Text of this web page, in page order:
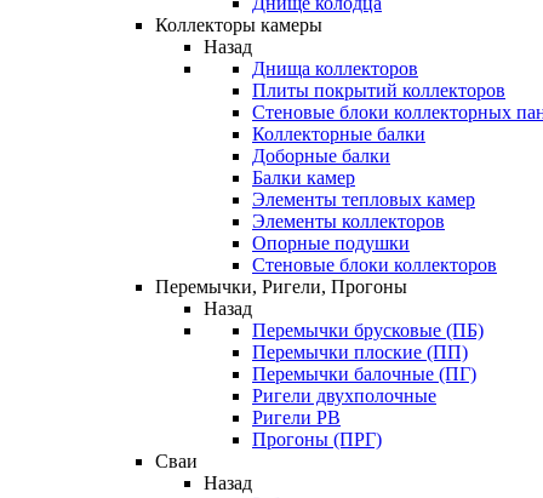
Коллекторы камеры
Назад
Днища коллекторов
Плиты покрытий коллекторов
Стеновые блоки коллекторных
Коллекторные балки
Доборные балки
Балки камер
Элементы тепловых камер
Элементы коллекторов
Опорные подушки
Стеновые блоки коллекторов
Перемычки, Ригели, Прогоны
Назад
Перемычки брусковые (ПБ)
Перемычки плоские (ПП)
Перемычки балочные (ПГ)
Ригели двухполочные
Ригели РВ
Прогоны (ПРГ)
Сваи
Назад